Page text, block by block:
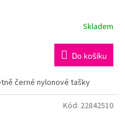
Skladem
Do košíku
černé nylonové tašky
Kód: 22842510